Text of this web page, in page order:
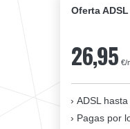
Oferta ADSL
26,95 €/
ADSL
Pagas por